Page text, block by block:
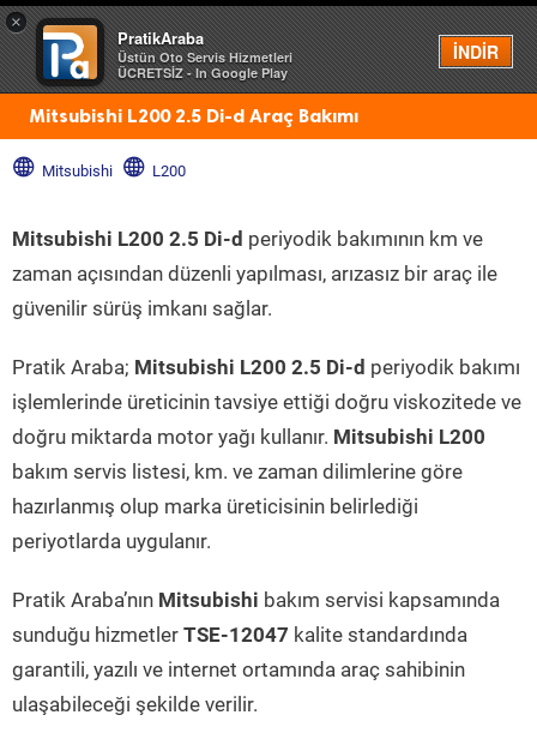
×
PratikAraba
Üstün Oto Servis Hizmetleri
ÜCRETSİZ - In Google Play
İNDİR
Menü
Mitsubishi L200 2.5 Di-d Araç Bakımı
Mitsubishi L200
Mitsubishi L200 2.5 Di-d periyodik bakımının km ve
zaman açısından düzenli yapılması, arızasız bir araç ile
güvenilir sürüş imkanı sağlar.
Pratik Araba; Mitsubishi L200 2.5 Di-d periyodik bakımı
işlemlerinde üreticinin tavsiye ettiği doğru viskozitede ve
doğru miktarda motor yağı kullanır. Mitsubishi L200
bakım servis listesi, km. ve zaman dilimlerine göre
hazırlanmış olup marka üreticisinin belirlediği
periyotlarda uygulanır.
Pratik Araba’nın Mitsubishi bakım servisi kapsamında
sunduğu hizmetler TSE-12047 kalite standardında
garantili, yazılı ve internet ortamında araç sahibinin
ulaşabileceği şekilde verilir.